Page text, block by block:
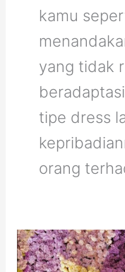
kamu
yang tidak
tipe dress
orang